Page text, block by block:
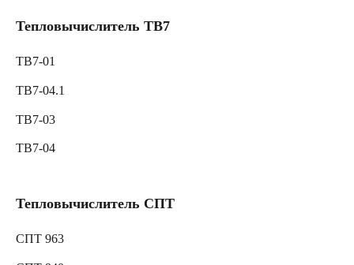
Тепловычислитель ТВ7
ТВ7-01
ТВ7-04.1
ТВ7-03
ТВ7-04
Тепловычислитель СПТ
СПТ 963